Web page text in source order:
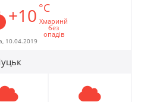
+10 °C
Хмаринй
без
опадів
10.04.2019